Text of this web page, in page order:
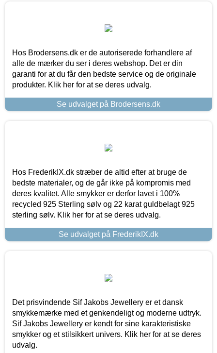
Hos Brodersens.dk er de autoriserede forhandlere af
alle de mærker du ser i deres webshop. Det er din
garanti for at du får den bedste service og de originale
produkter. Klik her for at se deres udvalg.
Se udvalget på Brodersens.dk
Hos FrederikIX.dk stræber de altid efter at bruge de
bedste materialer, og de går ikke på kompromis med
deres kvalitet. Alle smykker er derfor lavet i 100%
recycled 925 Sterling sølv og 22 karat guldbelagt 925
sterling sølv. Klik her for at se deres udvalg.
Se udvalget på FrederikIX.dk
Det prisvindende Sif Jakobs Jewellery er et dansk
smykkemærke med et genkendeligt og moderne udtryk.
Sif Jakobs Jewellery er kendt for sine karakteristiske
smykker og et stilsikkert univers. Klik her for at se deres
udvalg.